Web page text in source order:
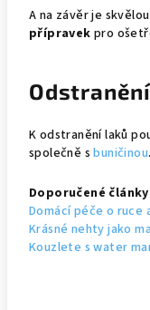
A na závěr je
přípravekpro
K odstranění laků
společně sbuničinou.
Doporučené
Domácí péče o ruce
Krásné nehty jako
Kouzlete s water